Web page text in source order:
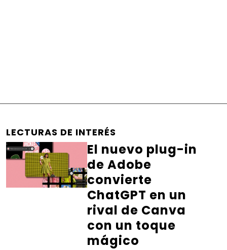
LECTURAS DE INTERÉS
El nuevo plug-in
de Adobe
convierte
ChatGPT en un
rival de Canva
con un toque
mágico